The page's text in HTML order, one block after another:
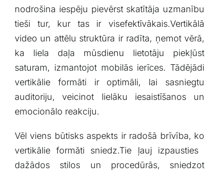
nodrošina iespēju pievērst skatītāja uzmanību
tieši‍ tur, kur ⁣tas ir visefektīvākais.Vertikālā
video un‍ attēlu struktūra ir radīta,⁢ ņemot ‍vērā,‍
ka liela daļa ⁣mūsdienu‌ lietotāju ⁣piekļūst
saturam, izmantojot‌ mobilās ierīces.⁢ Tādējādi
⁤vertikālie ‌formāti ir ‌optimāli, lai sasniegtu
auditoriju, veicinot lielāku ‌iesaistīšanos​ un
emocionālo⁤ reakciju.
Vēl viens būtisks aspekts ir radošā brīvība, ko
⁤vertikālie formāti ‌sniedz.Tie ļauj izpausties ​
dažādos stilos un⁢ procedūrās,​ sniedzot⁢